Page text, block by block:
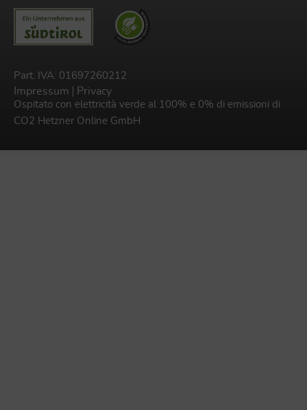
Part. IVA: 01697260212
Impressum Privacy
Ospitato con elettricità verde al 100% e 0% di emissioni di
CO2 Hetzner Online GmbH